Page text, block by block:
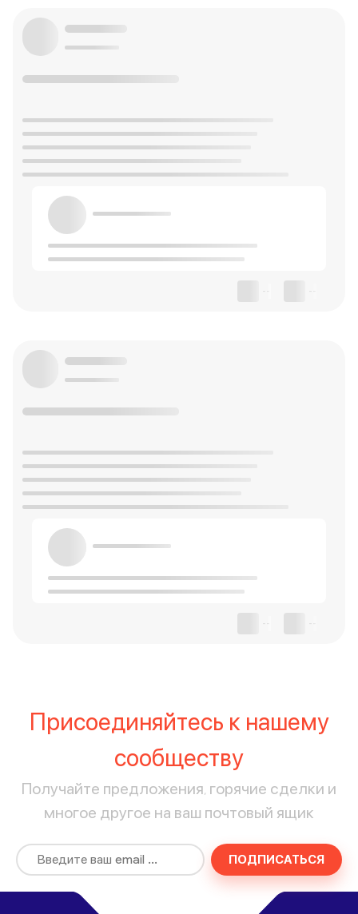
Присоединяйтесь к нашему
сообществу
Получайте предложения, горячие сделки и
многое другое на ваш почтовый ящик
ПОДПИСАТЬСЯ